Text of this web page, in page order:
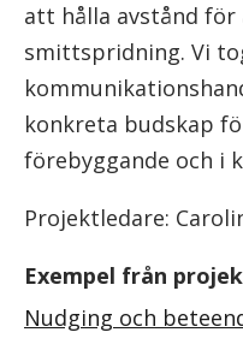
att hålla avstånd
smittspridning. Vi
konkreta budskap
förebyggande och i
Projektledare:
Exempel från
Nudging och